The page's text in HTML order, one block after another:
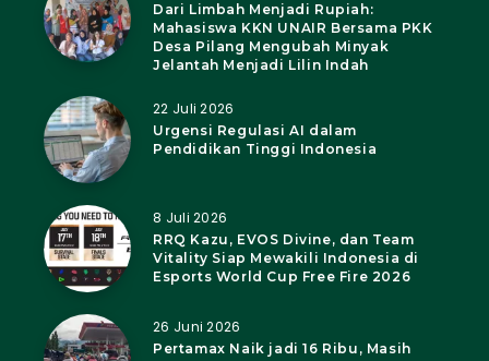
Dari Limbah Menjadi Rupiah:
Mahasiswa KKN UNAIR Bersama PKK
Desa Pilang Mengubah Minyak
Jelantah Menjadi Lilin Indah
22 Juli 2026
Urgensi Regulasi AI dalam
Pendidikan Tinggi Indonesia
8 Juli 2026
RRQ Kazu, EVOS Divine, dan Team
Vitality Siap Mewakili Indonesia di
Esports World Cup Free Fire 2026
26 Juni 2026
Pertamax Naik jadi 16 Ribu, Masih